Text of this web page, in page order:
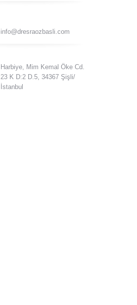
info@dresraozbasli.com
Harbiye, Mim Kemal Öke Cd.
23 K D:2 D.5, 34367 Şişli/
İstanbul